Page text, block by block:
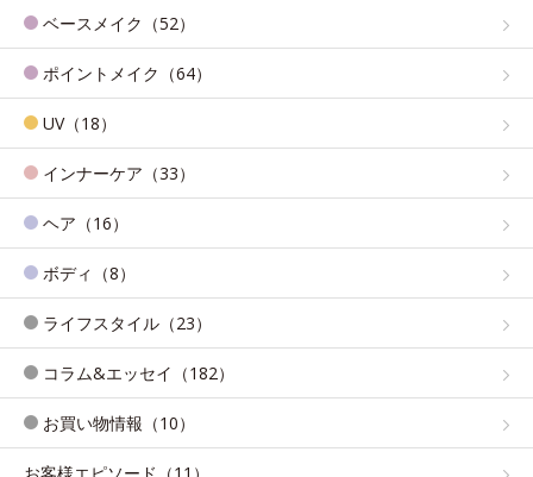
ベースメイク（52）
ポイントメイク（64）
UV（18）
インナーケア（33）
ヘア（16）
ボディ（8）
ライフスタイル（23）
コラム&エッセイ（182）
お買い物情報（10）